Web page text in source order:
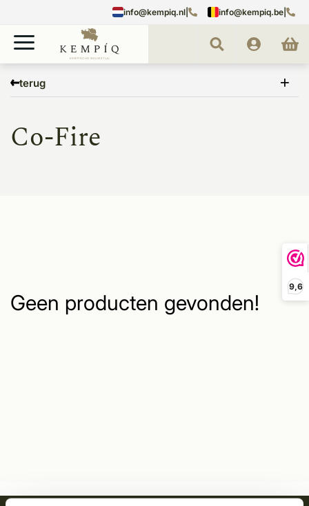
9,6
info@kempiq.nl info@kempiq.be
terug
Merken Co-Fire
Co-Fire
Geen producten gevonden!